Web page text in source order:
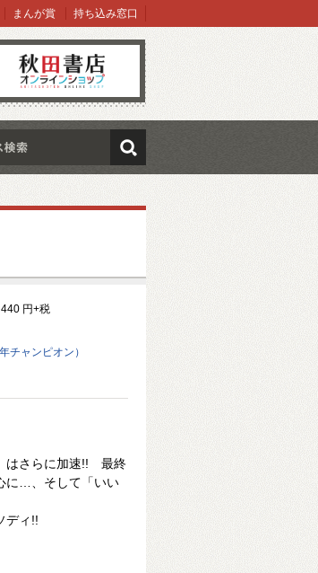
ラインショップ
まんが賞 持ち込み窓口
検索
円+税
チャンピオン）
はさらに加速!! 最終
に…、そして「いい
ディ!!